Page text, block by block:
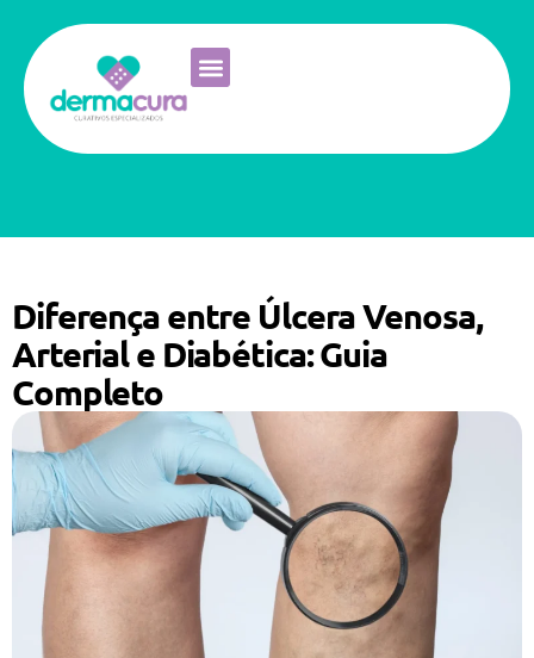
Diferença entre Úlcera Venosa,
Arterial e Diabética: Guia
Completo